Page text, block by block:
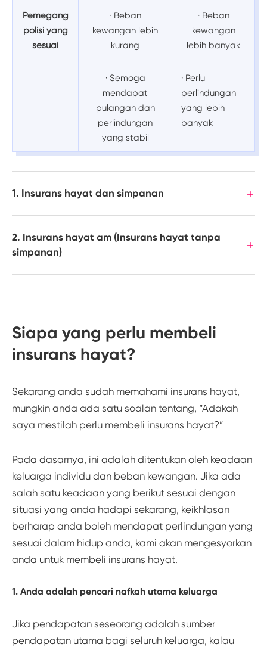
Pemegang
polisi yang
sesuai
· Beban
kewangan lebih
kurang
· Semoga
mendapat
pulangan dan
perlindungan
yang stabil
· Beban
kewangan
lebih banyak
· Perlu
perlindungan
yang lebih
banyak
1. Insurans hayat dan simpanan
2. Insurans hayat am (Insurans hayat tanpa
simpanan)
Siapa yang perlu membeli
insurans hayat?
Sekarang anda sudah memahami insurans hayat,
mungkin anda ada satu soalan tentang, “Adakah
saya mestilah perlu membeli insurans hayat?”
Pada dasarnya, ini adalah ditentukan oleh keadaan
keluarga individu dan beban kewangan. Jika ada
salah satu keadaan yang berikut sesuai dengan
situasi yang anda hadapi sekarang, keikhlasan
berharap anda boleh mendapat perlindungan yang
sesuai dalam hidup anda, kami akan mengesyorkan
anda untuk membeli insurans hayat.
1. Anda adalah pencari nafkah utama keluarga
Jika pendapatan seseorang adalah sumber
pendapatan utama bagi seluruh keluarga, kalau